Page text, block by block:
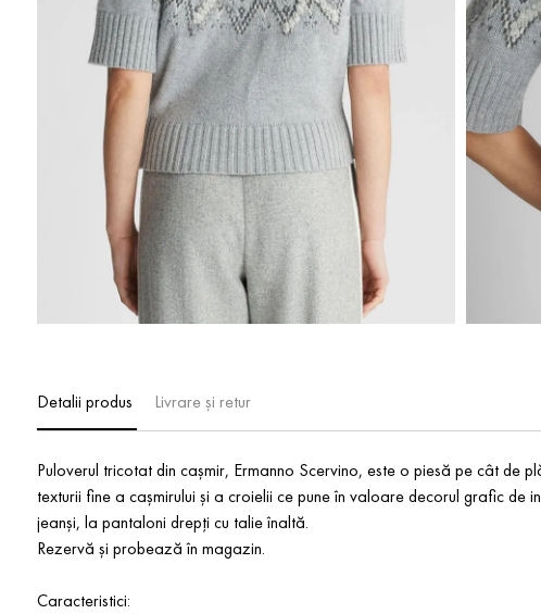
Detalii produs Livrare și retur
Puloverul tricotat din cașmir, Ermanno Scervino, este o piesă pe cât
texturii fine a cașmirului și a croielii ce pune în valoare decorul grafic de
jeanși, la pantaloni drepți cu talie înaltă.
Rezervă și probează în magazin.
Caracteristici: